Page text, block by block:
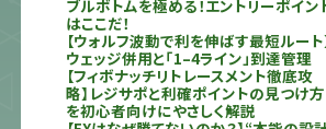
ブルボトムを極める！エントリーポイン
はここだ！
【ウォルフ波動で利を伸ばす最短ルート
ウェッジ併用と「1–4ライン」到達管理
【フィボナッチリトレースメント徹底攻
略】レジサポと利確ポイントの見つけ方
を初心者向けにやさしく解説